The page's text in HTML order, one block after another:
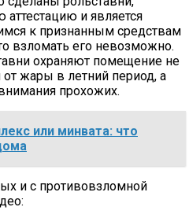
и является
к признанным средствам
взломать его невозможно.
охраняют помещение не
от жары в летний период, а
прохожих.
или минвата: что
и с противовзломной